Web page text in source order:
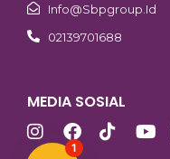
Info@sbpgroup.id
02139701688
MEDIA SOSIAL
1